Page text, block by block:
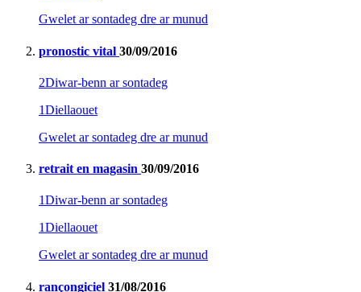
Gwelet ar sontadeg dre ar munud
pronostic vital 30/09/2016
2Diwar-benn ar sontadeg
1Diellaouet
Gwelet ar sontadeg dre ar munud
retrait en magasin 30/09/2016
1Diwar-benn ar sontadeg
1Diellaouet
Gwelet ar sontadeg dre ar munud
rançongiciel 31/08/2016